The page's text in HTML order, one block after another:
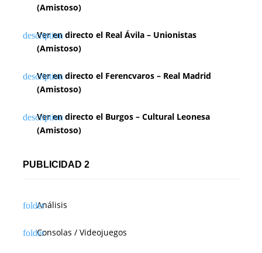
(Amistoso)
Ver en directo el Real Ávila – Unionistas
(Amistoso)
Ver en directo el Ferencvaros – Real Madrid
(Amistoso)
Ver en directo el Burgos – Cultural Leonesa
(Amistoso)
PUBLICIDAD 2
Análisis
Consolas / Videojuegos